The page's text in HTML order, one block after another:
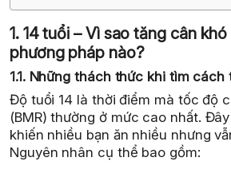
1. 14 tuổi – Vì sao tăng cân
phương pháp nào?
1.1. Những thách thức khi tìm
Độ tuổi 14 là thời điểm mà tốc độ
(BMR) thường ở mức cao nhất.
khiến nhiều bạn ăn nhiều nhưng
Nguyên nhân cụ thể bao gồm: